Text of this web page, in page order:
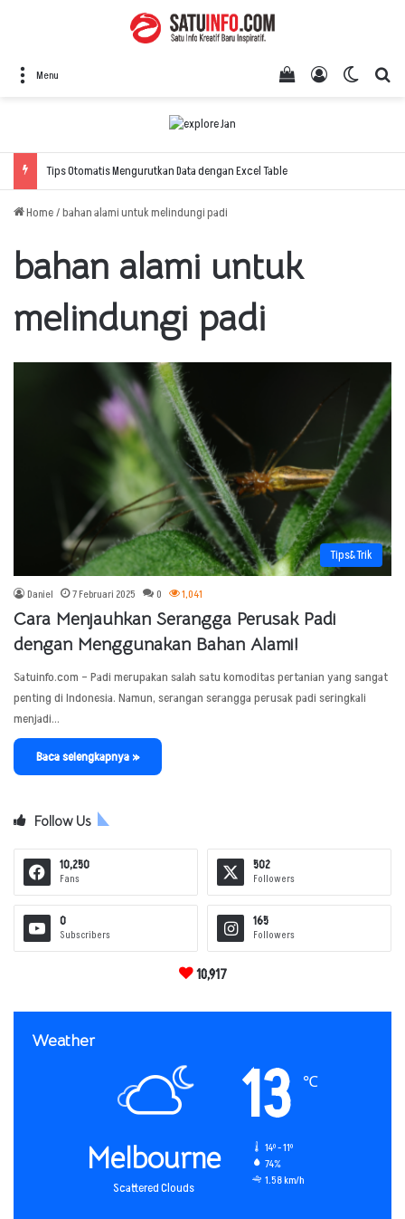
Menu Switch
Log In
View your
Tips Otomatis Mengurutkan Data dengan Excel Table
Home/bahan alami untuk melindungi padi
bahan alami untuk
melindungi padi
Tips&Trik
Daniel 7 Februari 2025 0 1,041
Cara Menjauhkan Serangga Perusak Padi
dengan Menggunakan Bahan Alami!
Satuinfo.com – Padi merupakan salah satu komoditas pertanian yang sangat
penting di Indonesia. Namun, serangan serangga perusak padi seringkali
menjadi…
Baca selengkapnya »
Follow Us
10,250
Fans
502
Followers
0
Subscribers
165
Followers
10,917
Weather
Melbourne
Scattered Clouds
13 ℃
14º - 11º
74%
1.58 km/h